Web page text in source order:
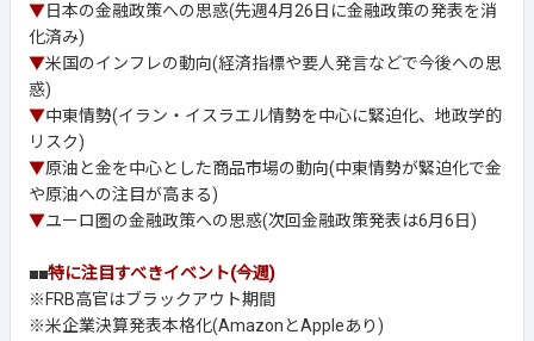
▼日本の金融政策への思惑(先週4月26日に金融政策の発表を消
化済み)
▼米国のインフレの動向(経済指標や要人発言などで今後への思
惑)
▼中東情勢(イラン・イスラエル情勢を中心に緊迫化、地政学的
リスク)
▼原油と金を中心とした商品市場の動向(中東情勢が緊迫化で金
や原油への注目が高まる)
▼ユーロ圏の金融政策への思惑(次回金融政策発表は6月6日)
■■特に注目すべきイベント(今週)
※FRB高官はブラックアウト期間
※米企業決算発表本格化(AmazonとAppleあり)